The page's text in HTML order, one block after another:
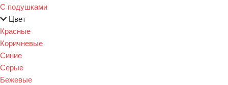
С подушками
Цвет
Красные
Коричневые
Синие
Серые
Бежевые